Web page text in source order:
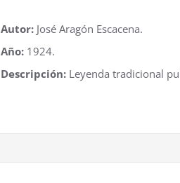
Autor: José Aragón Escacena.
Año: 1924.
Descripción: Leyenda tradicional